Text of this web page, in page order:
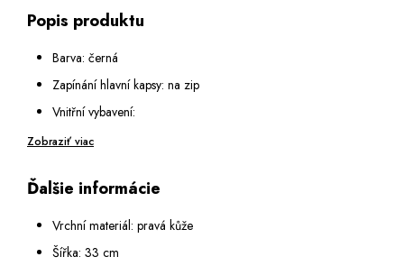
Popis produktu
Barva: černá
Zapínání hlavní kapsy: na zip
Vnitřní vybavení:
Vnitřní prostor rozdělen velkou zipovou kapsou na dvě
Malá kapsa na zip a dvě malé otevřené kapsy
Výška ucha: 22 cm
Nemá dlouhý popruh na rameno
Zobraziť viac
Ďalšie informácie
Vrchní materiál: pravá kůže
Šířka: 33 cm